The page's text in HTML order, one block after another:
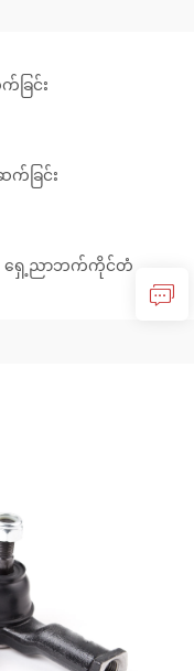
ြင်း
ခြင်း
ရှေ့ညာဘက်ကိုင်တံ